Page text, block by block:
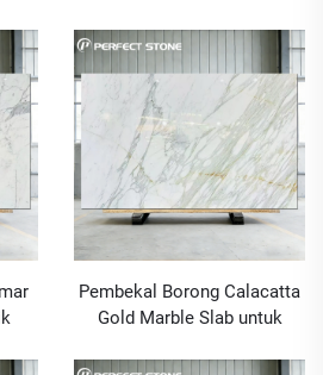
Hotel Kelas Atas
Pembekal Borong Calacatta
Gold Marble Slab untuk